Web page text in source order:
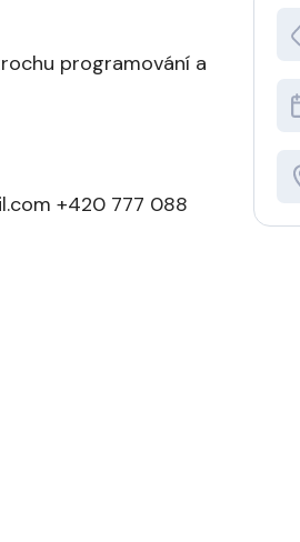
programování a
+420 777 088